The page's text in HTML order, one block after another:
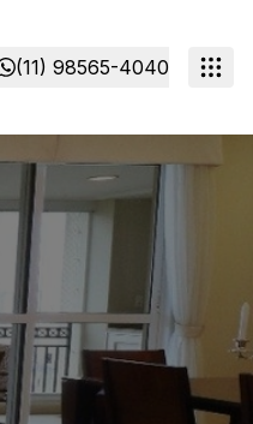
(11) 98565-4040